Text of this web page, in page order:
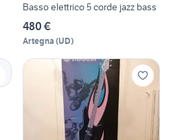
Basso elettrico 5 corde jazz bass
480 €
Artegna (UD)